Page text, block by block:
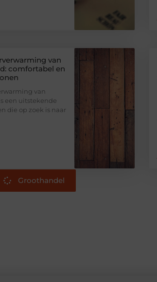
van
comfortabel en
van
een uitstekende
die op zoek is naar
Groothandel